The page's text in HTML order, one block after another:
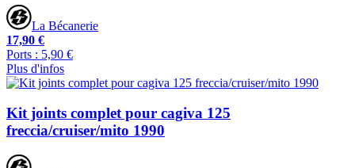
La Bécanerie
17,90 €
Ports : 5,90 €
Plus d'infos
Kit joints complet pour cagiva 125
freccia/cruiser/mito 1990